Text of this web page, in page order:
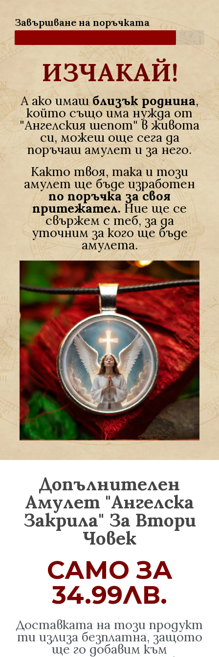
Завършване на поръчката
ИЗЧАКАЙ!
А ако имашблизък роднина,
който също има нужда от
"Ангелския шепот" в живота
си, можеш още сега да
поръчаш амулет и за него.
Както твоя, така и този
амулет ще бъде изработен
по поръчка за своя
притежател.Ние ще се
свържем с теб, за да
уточним за кого ще бъде
амулета.
Допълнителен
Амулет "Ангелска
Закрила" За Втори
Човек
САМО ЗА
34.99ЛВ.
Доставката на този продукт
ти излиза безплатна, защото
ще го добавим към